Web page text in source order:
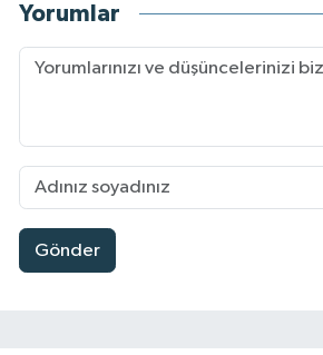
Yorumlar
Gönder